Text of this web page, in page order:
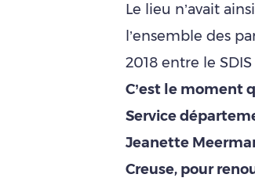
Le lieu n’avait
l’ensemble des
2018 entre le
C’est le moment
Service
Jeanette
Creuse, pour